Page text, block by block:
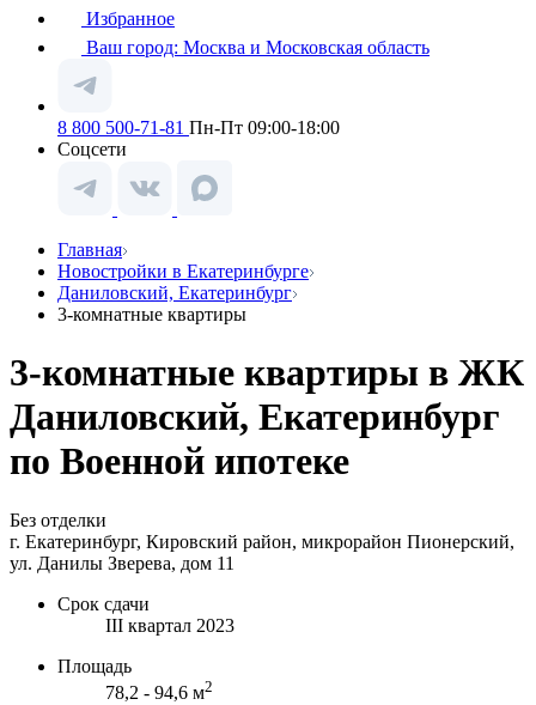
Избранное
Ваш город: Москва и Московская область
8 800 500-71-81 Пн-Пт 09:00-18:00
Соцсети
Главная
Новостройки в Екатеринбурге
Даниловский, Екатеринбург
3-комнатные квартиры
3-комнатные квартиры в ЖК
Даниловский, Екатеринбург
по Военной ипотеке
Без отделки
г. Екатеринбург, Кировский район, микрорайон Пионерский,
ул. Данилы Зверева, дом 11
Срок сдачи
III квартал 2023
Площадь
78,2 - 94,6 м2